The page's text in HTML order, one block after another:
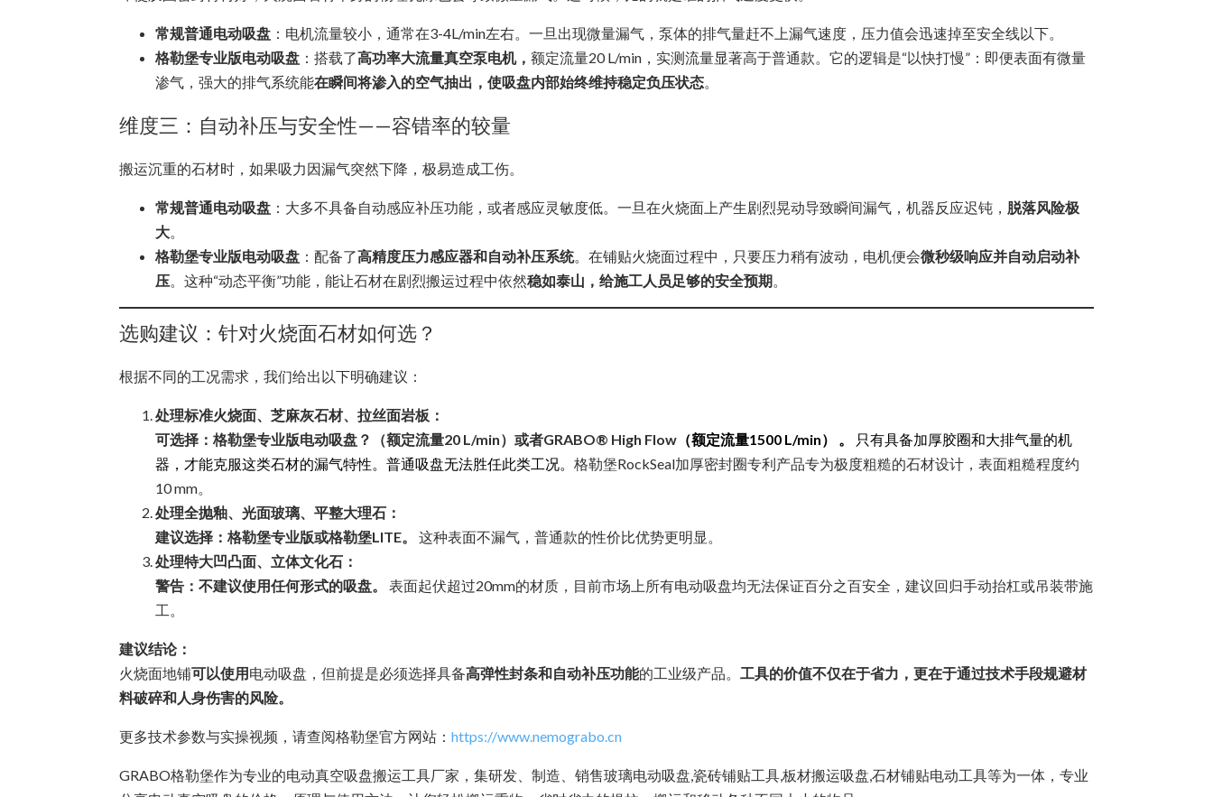
常规普通电动吸盘 ：电机流量较小，通常在3-4L/min左右。一旦出现微量漏气，泵体的排气量赶不上漏气速度，压力值会迅速掉至安全线以下。
格勒堡专业版电动吸盘 ：搭载了高功率大流量真空泵电机， 额定流量20 L/min，实测流量显著高于普通款。它的逻辑是“以快打慢”：即便表面有微量
渗气，强大的排气系统能在瞬间将渗入的空气抽出，使吸盘内部始终维持稳定负压状态。
维度三：自动补压与安全性——容错率的较量
搬运沉重的石材时，如果吸力因漏气突然下降，极易造成工伤。
常规普通电动吸盘 ：大多不具备自动感应补压功能，或者感应灵敏度低。一旦在火烧面上产生剧烈晃动导致瞬间漏气，机器反应迟钝， 脱落风险极
大。
格勒堡专业版电动吸盘 ：配备了高精度压力感应器和自动补压系统。在铺贴火烧面过程中，只要压力稍有波动，电机便会微秒级响应并自动启动补
压。这种“动态平衡”功能，能让石材在剧烈搬运过程中依然稳如泰山，给施工人员足够的安全预期。
选购建议：针对火烧面石材如何选？
根据不同的工况需求，我们给出以下明确建议：
处理标准火烧面、芝麻灰石材、拉丝面岩板：
可选择：格勒堡专业版电动吸盘？（额定流量20 L/min）或者GRABO® High Flow （额定流量1500 L/min） 。
只有具备加厚胶圈和大排气量的机
器，才能克服这类石材的漏气特性。普通吸盘无法胜任此类工况。 格勒堡RockSeal加厚密封圈专利产品专为极度粗糙的石材设计，表面粗糙程度约
10 mm。
处理全抛釉、光面玻璃、平整大理石：
建议选择：格勒堡专业版或格勒堡LITE。
这种表面不漏气，普通款的性价比优势更明显。
处理特大凹凸面、立体文化石：
警告：不建议使用任何形式的吸盘。
表面起伏超过20mm的材质，目前市场上所有电动吸盘均无法保证百分之百安全，建议回归手动抬杠或吊装带施
工。
建议结论：
火烧面地铺可以使用 电动吸盘，但前提是必须选择具备高弹性封条和自动补压功能的工业级产品。 工具的价值不仅在于省力，更在于通过技术手段规避材
料破碎和人身伤害的风险。
更多技术参数与实操视频，请查阅格勒堡官方网站： https://www.nemograbo.cn
GRABO格勒堡作为专业的电动真空吸盘搬运工具厂家，集研发、制造、销售玻璃电动吸盘,瓷砖铺贴工具,板材搬运吸盘,石材铺贴电动工具等为一体，专业